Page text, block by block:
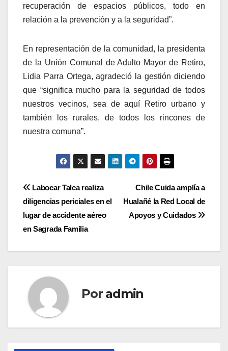
recuperación de espacios públicos, todo en
relación a la prevención y a la seguridad”.
En representación de la comunidad, la presidenta
de la Unión Comunal de Adulto Mayor de Retiro,
Lidia Parra Ortega, agradeció la gestión diciendo
que “significa mucho para la seguridad de todos
nuestros vecinos, sea de aquí Retiro urbano y
también los rurales, de todos los rincones de
nuestra comuna”.
Navegación
de
entradas
Chile Cuida amplía a
Hualañé la Red Local de
Apoyos y Cuidados
Labocar Talca realiza
diligencias periciales en el
lugar de accidente aéreo
en Sagrada Familia
Por admin